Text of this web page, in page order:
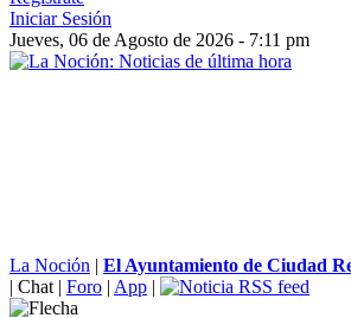
Iniciar Sesión
Jueves, 06 de Agosto de 2026 - 7:11 pm
La Noción | El Ayuntamiento de Ciudad
| Chat | Foro | App |